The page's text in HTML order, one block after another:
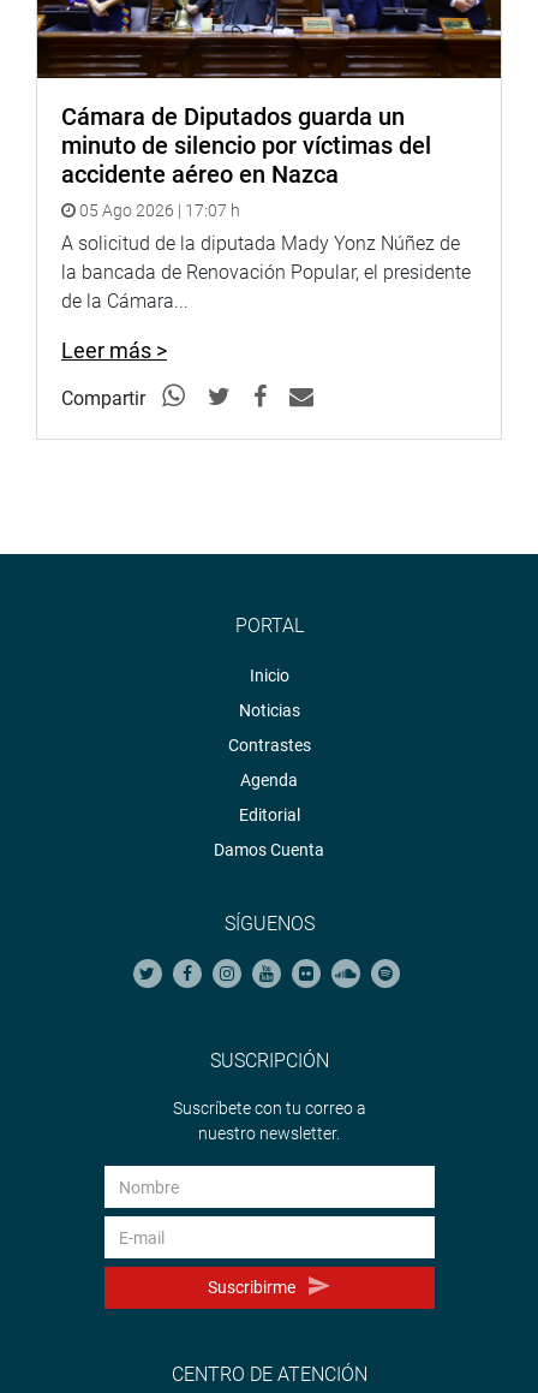
Cámara de Diputados guarda un
minuto de silencio por víctimas del
accidente aéreo en Nazca
05 Ago 2026 | 17:07 h
A solicitud de la diputada Mady Yonz Núñez de
la bancada de Renovación Popular, el presidente
de la Cámara...
Leer más >
Compartir
PORTAL
Inicio
Noticias
Contrastes
Agenda
Editorial
Damos Cuenta
SÍGUENOS
SUSCRIPCIÓN
Suscríbete con tu correo a
nuestro newsletter.
Suscribirme
CENTRO DE ATENCIÓN